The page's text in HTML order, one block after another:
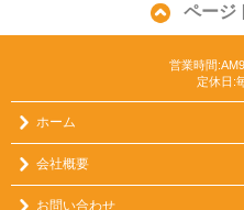
ページ
営業時間
定休日:
ホーム
会社概要
お問い合わせ